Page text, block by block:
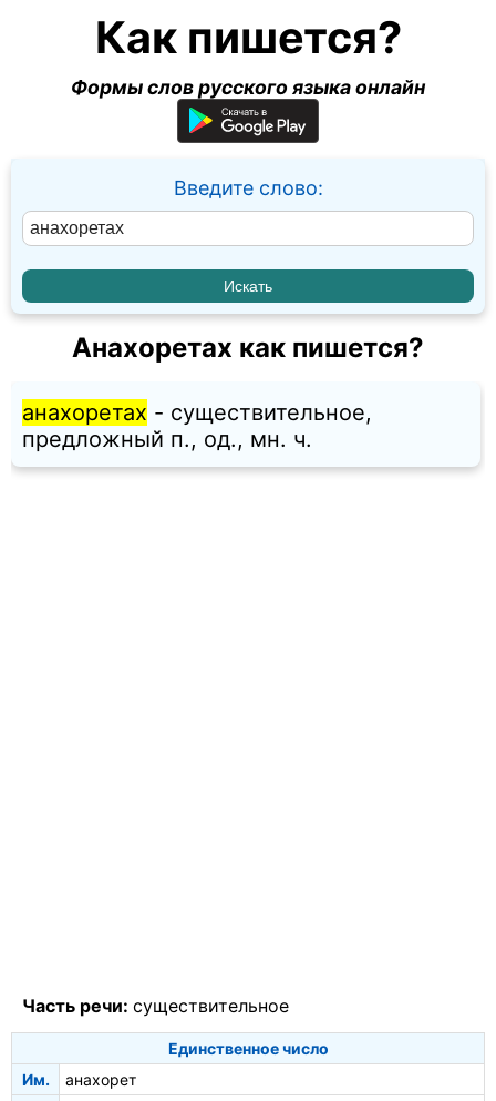
Как пишется?
Формы слов русского языка онлайн
Введите слово:
Анахоретах как пишется?
анахоретах - существительное,
предложный п., од., мн. ч.
Часть речи: существительное
Единственное число
Им.
анахорет